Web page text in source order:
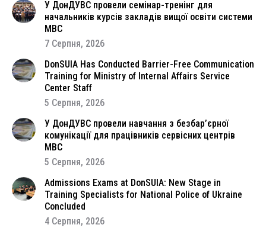
У ДонДУВС провели семінар-тренінг для
начальників курсів закладів вищої освіти системи
МВС
7 Серпня, 2026
DonSUIA Has Conducted Barrier-Free Communication
Training for Ministry of Internal Affairs Service
Center Staff
5 Серпня, 2026
У ДонДУВС провели навчання з безбар’єрної
комунікації для працівників сервісних центрів
МВС
5 Серпня, 2026
Admissions Exams at DonSUIA: New Stage in
Training Specialists for National Police of Ukraine
Concluded
4 Серпня, 2026